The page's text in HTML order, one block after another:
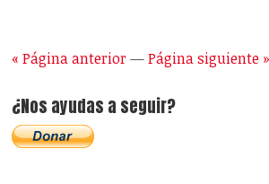
« Página anterior—Página siguiente »
¿Nos ayudas a seguir?